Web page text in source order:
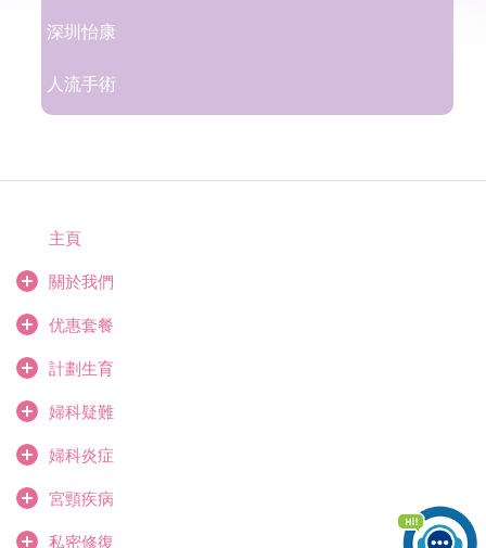
深圳怡康
人流手術
主頁
關於我們
优惠套餐
計劃生育
婦科疑難
婦科炎症
宮頸疾病
私密修復